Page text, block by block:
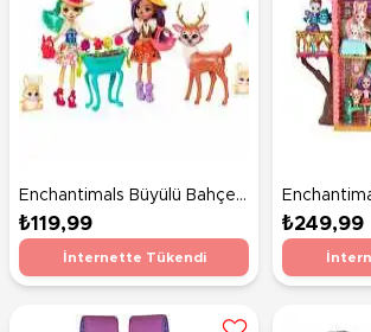
Enchantimals Büyülü Bahçe
Oyun Seti
₺119,99
İnternette Tükendi
Oyun Seti
₺249,99